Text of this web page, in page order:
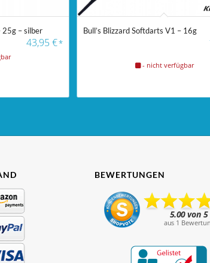
25g – silber
43,95€*
Bull’s Blizzard Softdarts V1 – 16g
- nicht verfügbar
BEWERTUNGEN